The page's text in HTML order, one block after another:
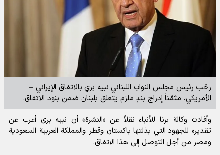
رحّب رئيس مجلس النواب اللبناني نبيه بري بالاتفاق الإيراني –
الأمريكي، مثمّناً إدراج بندٍ ملزم يتعلق بلبنان ضمن بنود الاتفاق.
وأفادت وكالة برنا للأنباء نقلاً عن «النشرة» أن نبيه بري أعرب عن
تقديره للجهود التي بذلتها باكستان وقطر والمملكة العربية السعودية
ومصر من أجل التوصل إلى هذا الاتفاق.